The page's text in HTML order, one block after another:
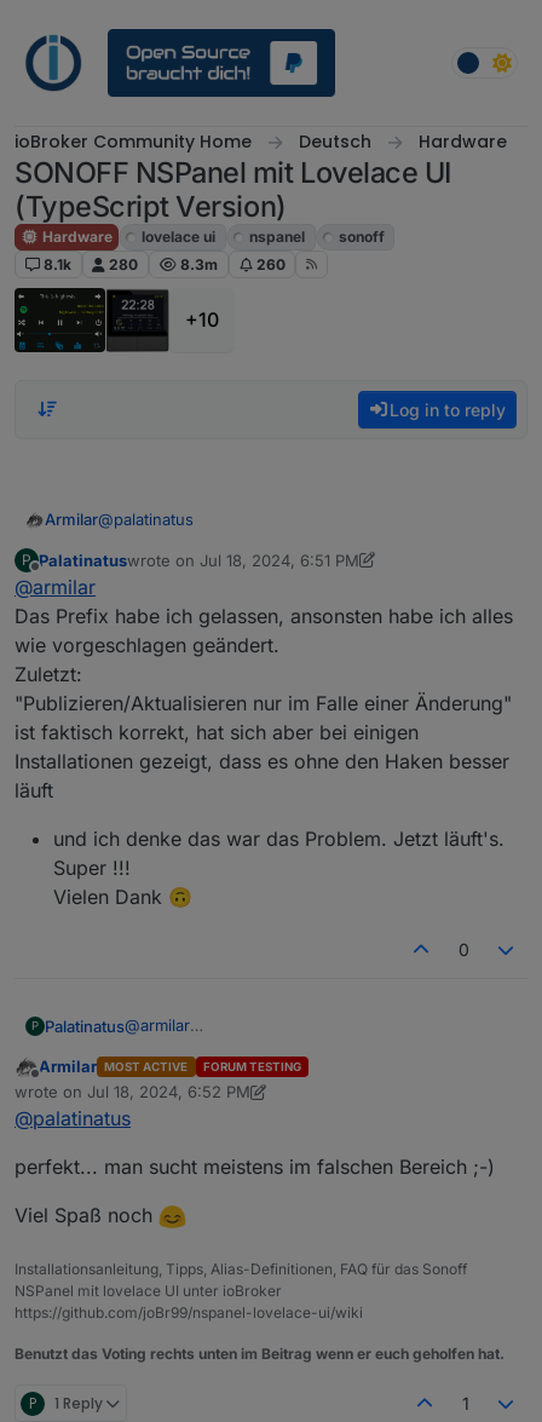
ioBroker Community Home Deutsch Hardware
SONOFF NSPanel mit Lovelace UI
(TypeScript Version)
Hardware lovelace ui nspanel
sonoff
8.1k
280 8.3m 260
+10
Log in to reply
Armilar@palatinatus
Falls das die Instanz mqtt.0 ist, dann mal so einstellen:
Prefix ist eigentlich nicht notwendig,
die Maske sollte für "MQTT-Instanz 0" -->
mqtt.0.* lauten
"Publizieren/Aktualisieren nur im Falle einer
Änderung" ist faktisch korrekt, hat sich aber bei
P
Offline
Palatinatuswrote on Jul 18, 2024, 6:51 PM
last edited by PalatinatusJul 18, 2024, 8:51 PM
@armilar
Das Prefix habe ich gelassen, ansonsten habe ich alles
wie vorgeschlagen geändert.
Zuletzt:
"Publizieren/Aktualisieren nur im Falle einer Änderung"
ist faktisch korrekt, hat sich aber bei einigen
Installationen gezeigt, dass es ohne den Haken besser
läuft
und ich denke das war das Problem. Jetzt läuft's.
Super !!!
Vielen Dank 🙃
0
P Palatinatus@armilar
alles wie vorgeschlagen geändert.
Zuletzt:
"Publizieren/Aktualisieren nur im Falle einer
einigen Installationen gezeigt, dass es ohne den
und ich denke das war das Problem. Jetzt
läuft's. Super !!!
Offline
Armilar MOST ACTIVE FORUM TESTING
wrote on Jul 18, 2024, 6:52 PM
last edited by ArmilarJul 18, 2024, 8:52 PM
@palatinatus
perfekt... man sucht meistens im falschen Bereich ;-)
Viel Spaß noch
Installationsanleitung, Tipps, Alias-Definitionen, FAQ für das Sonoff
NSPanel mit lovelace UI unter ioBroker
https://github.com/joBr99/nspanel-lovelace-ui/wiki
Benutzt das Voting rechts unten im Beitrag wenn er euch geholfen hat.
P 1 Reply 1